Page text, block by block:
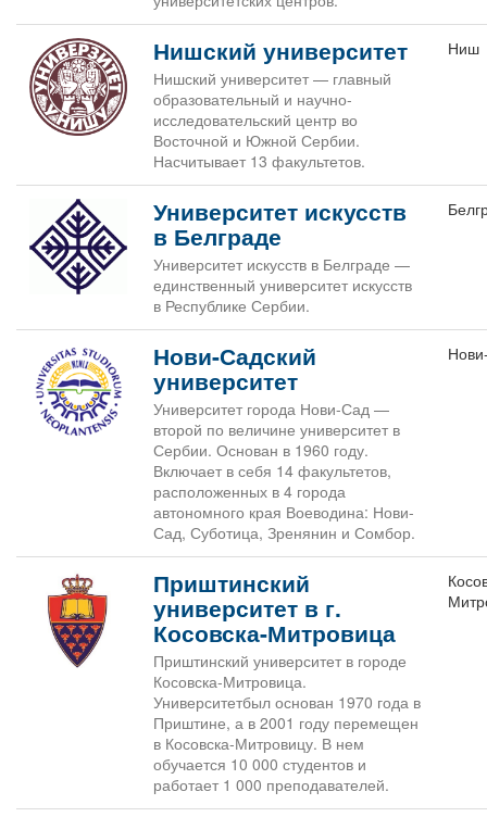
Нишский университет
Нишский университет — главный
образовательный и научно-
исследовательский центр во
Восточной и Южной Сербии.
Насчитывает 13 факультетов.
Ниш
Университет искусств
в Белграде
Университет искусств в Белграде —
единственный университет искусств
в Республике Сербии.
Нови-Садский
университет
Университет города Нови-Сад —
второй по величине университет в
Сербии. Основан в 1960 году.
Включает в себя 14 факультетов,
расположенных в 4 города
автономного края Воеводина: Нови-
Сад, Суботица, Зренянин и Сомбор.
Приштинский
университет в г.
Косовска-Митровица
Приштинский университет в городе
Косовска-Митровица.
Университетбыл основан 1970 года в
Приштине, а в 2001 году перемещен
в Косовска-Митровицу. В нем
обучается 10 000 студентов и
работает 1 000 преподавателей.